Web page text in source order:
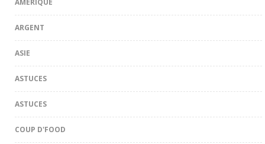
ARGENT
ASIE
ASTUCES
ASTUCES
COUP D'FOOD